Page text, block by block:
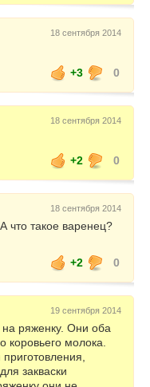
18 сентября 2014
+3
0
18 сентября 2014
+2
0
18 сентября 2014
что такое варенец?
+2
0
19 сентября 2014
ряженку. Они оба
коровьего молока.
закваски